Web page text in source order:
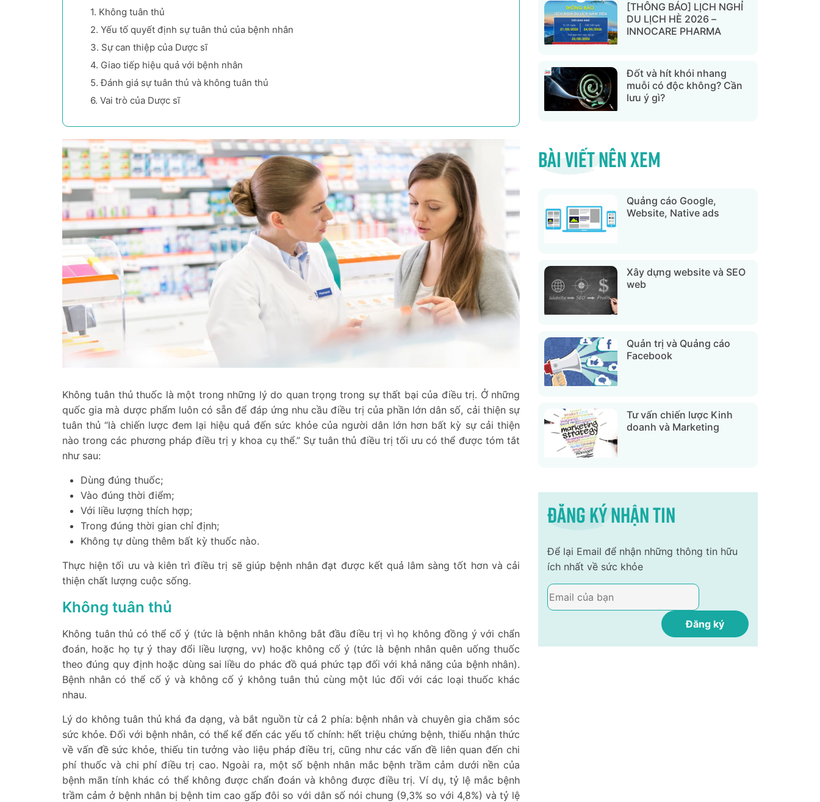
1. Không tuân thủ
2. Yếu tố quyết định sự tuân thủ của bệnh nhân
3. Sự can thiệp của Dược sĩ
4. Giao tiếp hiệu quả với bệnh nhân
5. Đánh giá sự tuân thủ và không tuân thủ
6. Vai trò của Dược sĩ
Không tuân thủ thuốc là một trong những lý do quan trọng trong sự thất bại của điều trị. Ở những
quốc gia mà dược phẩm luôn có sẵn để đáp ứng nhu cầu điều trị của phần lớn dân số, cải thiện sự
tuân thủ “là chiến lược đem lại hiệu quả đến sức khỏe của người dân lớn hơn bất kỳ sự cải thiện
nào trong các phương pháp điều trị y khoa cụ thể.” Sự tuân thủ điều trị tối ưu có thể được tóm tắt
như sau:
Dùng đúng thuốc;
Vào đúng thời điểm;
Với liều lượng thích hợp;
Trong đúng thời gian chỉ định;
Không tự dùng thêm bất kỳ thuốc nào.
Thực hiện tối ưu và kiên trì điều trị sẽ giúp bệnh nhân đạt được kết quả lâm sàng tốt hơn và cải
thiện chất lượng cuộc sống.
Không tuân thủ
Không tuân thủ có thể cố ý (tức là bệnh nhân không bắt đầu điều trị vì họ không đồng ý với chẩn
đoán, hoặc họ tự ý thay đổi liều lượng, vv) hoặc không cố ý (tức là bệnh nhân quên uống thuốc
theo đúng quy định hoặc dùng sai liều do phác đồ quá phức tạp đối với khả năng của bệnh nhân).
Bệnh nhân có thể cố ý và không cố ý không tuân thủ cùng một lúc đối với các loại thuốc khác
nhau.
Lý do không tuân thủ khá đa dạng, và bắt nguồn từ cả 2 phía: bệnh nhân và chuyên gia chăm sóc
sức khỏe. Đối với bệnh nhân, có thể kể đến các yếu tố chính: hết triệu chứng bệnh, thiếu nhận thức
về vấn đề sức khỏe, thiếu tin tưởng vào liệu pháp điều trị, cũng như các vấn đề liên quan đến chi
phí thuốc và chi phí điều trị cao. Ngoài ra, một số bệnh nhân mắc bệnh trầm cảm dưới nền của
bệnh mãn tính khác có thể không được chẩn đoán và không được điều trị. Ví dụ, tỷ lệ mắc bệnh
trầm cảm ở bệnh nhân bị bệnh tim cao gấp đôi so với dân số nói chung (9,3% so với 4,8%) và tỷ lệ
[THÔNG BÁO] LỊCH NGHỈ
DU LỊCH HÈ 2026 –
INNOCARE PHARMA
Đốt và hít khói nhang
muỗi có độc không? Cần
lưu ý gì?
Bài viết nên xem
Quảng cáo Google,
Website, Native ads
Xây dựng website và SEO
web
Quản trị và Quảng cáo
Facebook
Tư vấn chiến lược Kinh
doanh và Marketing
Đăng ký nhận tin
Để lại Email để nhận những thông tin hữu
ích nhất về sức khỏe